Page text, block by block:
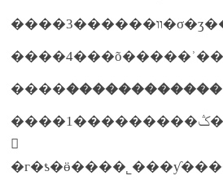
����������������
����1���������ݣ����ǵ�����������������
𣿺